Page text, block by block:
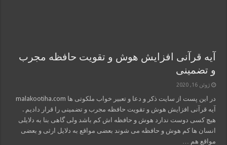
آیه قرآنی افزایش هوش و تقویت حافظه مجرب
و تضمینی
ژوئن 16, 2020
در این پست از سایت ذکر و دعا و تعبیر خواب ملکوتی ها malakootiha.com
آیه قرآنی افزایش هوش و تقویت حافظه مجرب و تضمینی را قرار دادیم .
هیچ کسی دوست ندارد هوش و حافظه اش کم باشد ولی گاهی بنا به دلایلی
انسان ها کم هوش و حافظه می شوند بعضی مواقع به دلایل ارثی و بعضی
مواقع هم …